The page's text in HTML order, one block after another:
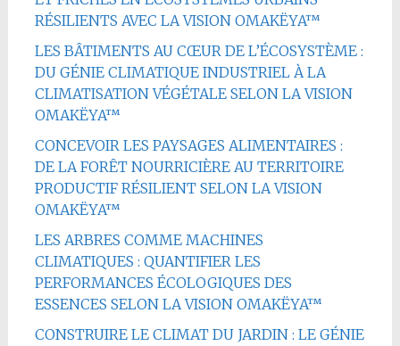
RÉSILIENTS AVEC LA VISION OMAKËYA™
LES BÂTIMENTS AU CŒUR DE L’ÉCOSYSTÈME :
DU GÉNIE CLIMATIQUE INDUSTRIEL À LA
CLIMATISATION VÉGÉTALE SELON LA VISION
OMAKËYA™
CONCEVOIR LES PAYSAGES ALIMENTAIRES :
DE LA FORÊT NOURRICIÈRE AU TERRITOIRE
PRODUCTIF RÉSILIENT SELON LA VISION
OMAKËYA™
LES ARBRES COMME MACHINES
CLIMATIQUES : QUANTIFIER LES
PERFORMANCES ÉCOLOGIQUES DES
ESSENCES SELON LA VISION OMAKËYA™
CONSTRUIRE LE CLIMAT DU JARDIN : LE GÉNIE